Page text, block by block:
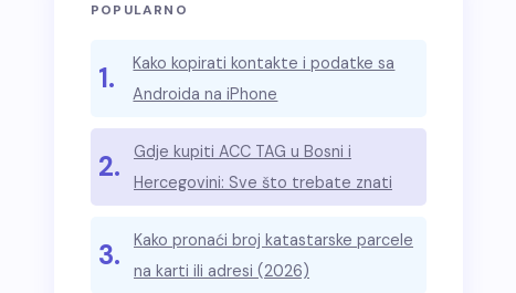
POPULARNO
1.
Kako kopirati kontakte i podatke sa
Androida na iPhone
2.
Gdje kupiti ACC TAG u Bosni i
Hercegovini: Sve što trebate znati
3.
Kako pronaći broj katastarske parcele
na karti ili adresi (2026)